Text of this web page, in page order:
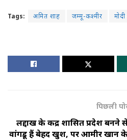
Tags: अमित शाह जम्मू-कश्मीर
पिछली
लद्दाख के केंद्र शासित प्रदेश
वांगडू हैं बेहद खुश, पर आमीर खान